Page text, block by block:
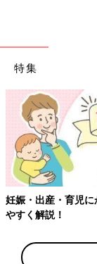
特集
助成金をわかり